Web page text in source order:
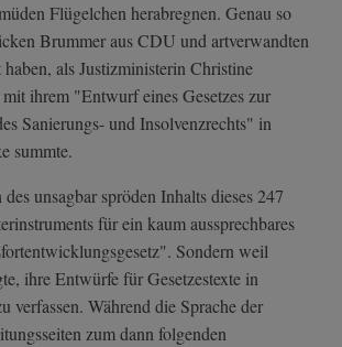
Flügelchen herabregnen. Genau so
Brummer aus CDU und artverwandten
als Justizministerin Christine
ihrem "Entwurf eines Gesetzes zur
Sanierungs- und Insolvenzrechts" in
summte.
unsagbar spröden Inhalts dieses 247
für ein kaum aussprechbares
Sondern weil
ihre Entwürfe für Gesetzestexte in
verfassen. Während die Sprache der
zum dann folgenden